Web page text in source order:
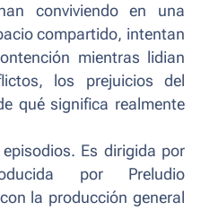
conviviendo en una
compartido, intentan
mientras lidian
los prejuicios del
qué significa realmente
Es dirigida por
por Preludio
la producción general